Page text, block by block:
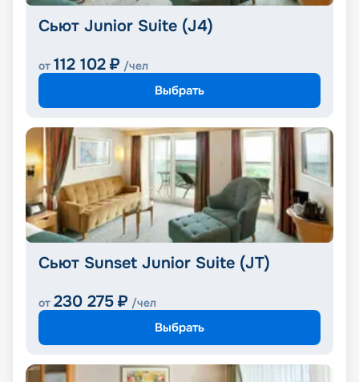
Сьют Junior Suite (J4)
от 112 102 ₽ /чел
Выбрать
Сьют Sunset Junior Suite (JT)
от 230 275 ₽ /чел
Выбрать